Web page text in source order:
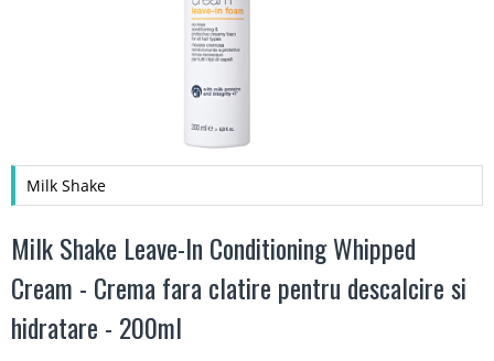
Milk Shake
Milk Shake Leave-In Conditioning Whipped
Cream - Crema fara clatire pentru descalcire si
hidratare - 200ml